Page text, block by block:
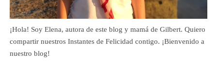
¡Hola! Soy Elena, autora de este blog y mamá de Gilbert. Quiero
compartir nuestros Instantes de Felicidad contigo. ¡Bienvenido a
nuestro blog!